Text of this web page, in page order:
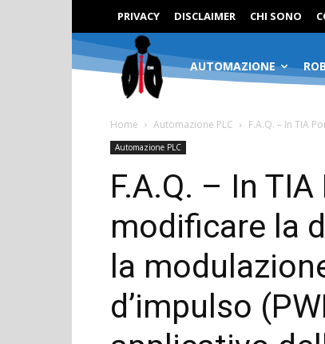
PRIVACY DISCLAIMER CHI SONO
AUTOMAZIONE
Home Automazione PLC F.A.Q. – In TIA
Automazione PLC
F.A.Q. – In
modificare la
la
d’impulso